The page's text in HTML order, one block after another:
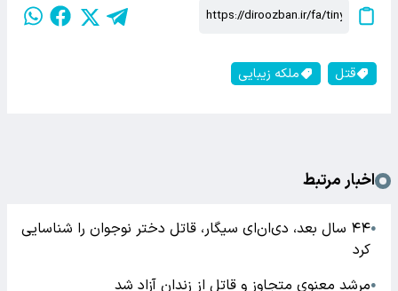
قتل ملکه زیبایی
اخبار مرتبط
●
۴۴ سال بعد، دی‌ان‌ای سیگار، قاتل دختر نوجوان را شناسایی
کرد
●مرشد معنوی متجاوز و قاتل از زندان آزاد شد